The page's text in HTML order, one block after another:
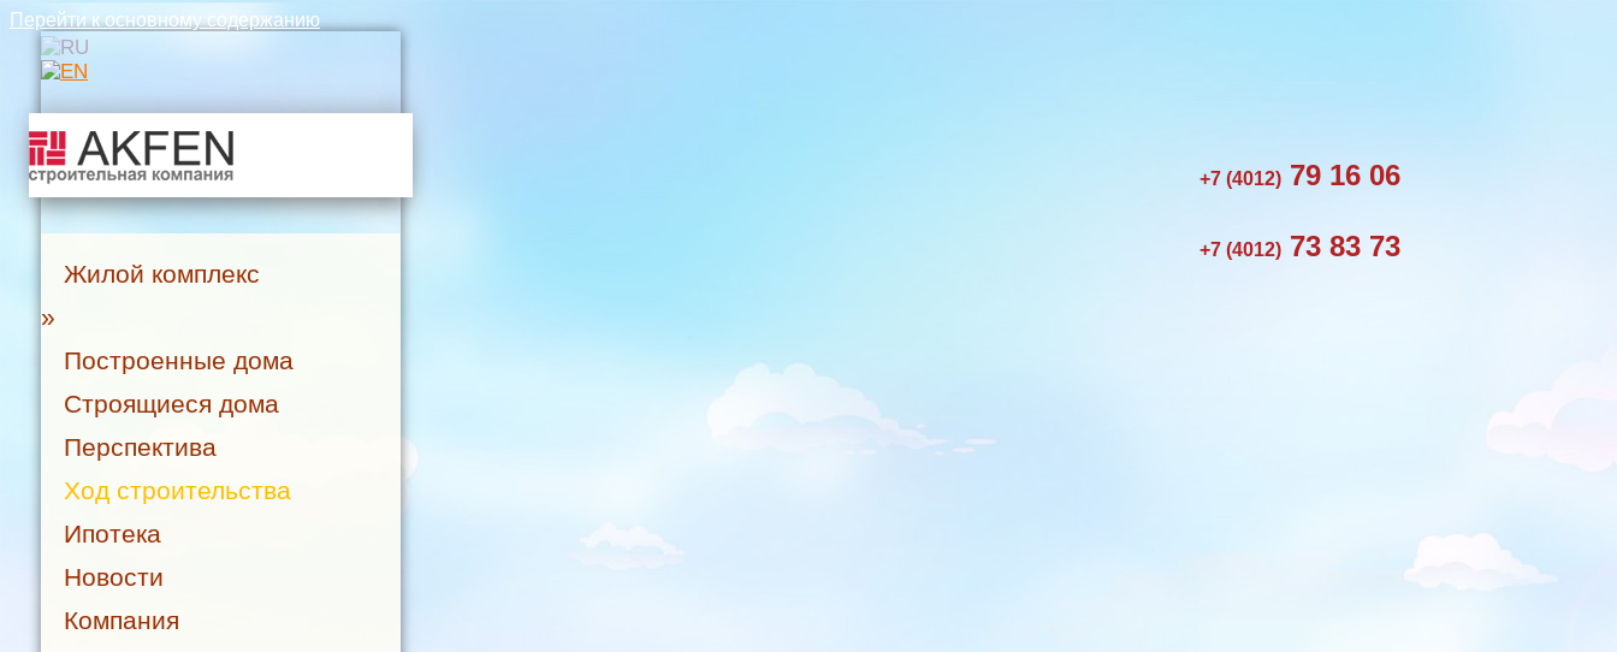
Перейти к основному содержанию
Жилой комплекс
»
Построенные дома
Строящиеся дома
Перспектива
Ход строительства
Ипотека
Новости
Компания
+7 (4012) 79 16 06
+7 (4012) 73 83 73